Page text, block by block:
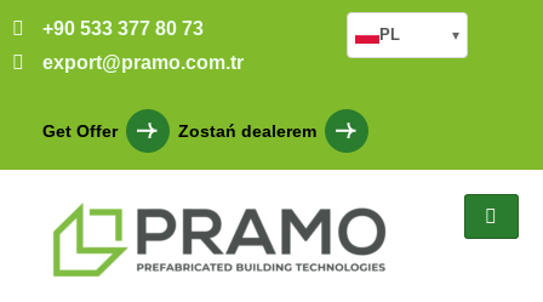
+90 533 377 80 73
export@pramo.com.tr
Get Offer Zostań dealerem
PL ▾